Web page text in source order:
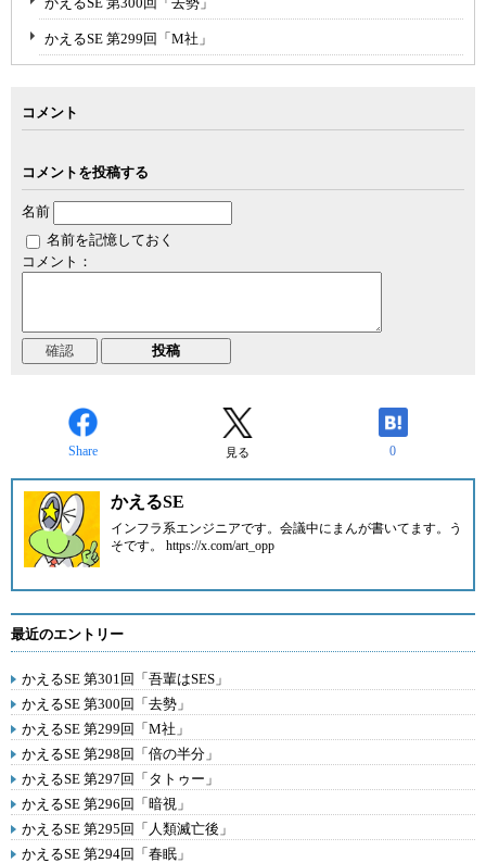
かえるSE 第299回「M社」
コメント
コメントを投稿する
名前
名前を記憶しておく
コメント：
Share 見る 0
かえるSE
インフラ系エンジニアです。会議中にまんが書いてます。う
そです。 https://x.com/art_opp
最近のエントリー
かえるSE 第301回「吾輩はSES」
かえるSE 第300回「去勢」
かえるSE 第299回「M社」
かえるSE 第298回「倍の半分」
かえるSE 第297回「タトゥー」
かえるSE 第296回「暗視」
かえるSE 第295回「人類滅亡後」
かえるSE 第294回「春眠」